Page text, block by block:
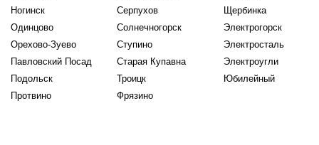
Ногинск
Одинцово
Орехово-Зуево
Павловский Посад
Подольск
Протвино
Серпухов
Солнечногорск
Ступино
Старая Купавна
Троицк
Фрязино
Щербинка
Электрогорск
Электросталь
Электроугли
Юбилейный